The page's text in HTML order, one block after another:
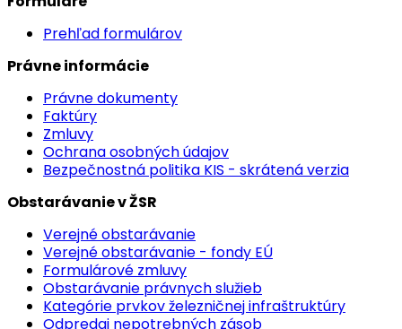
Prehľad formulárov
Právne informácie
Právne dokumenty
Faktúry
Zmluvy
Ochrana osobných údajov
Bezpečnostná politika KIS - skrátená verzia
Obstarávanie v ŽSR
Verejné obstarávanie
Verejné obstarávanie - fondy EÚ
Formulárové zmluvy
Obstarávanie právnych služieb
Kategórie prvkov železničnej infraštruktúry
Odpredaj nepotrebných zásob